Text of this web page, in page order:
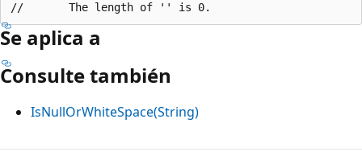
Se aplica a
Consulte también
IsNullOrWhiteSpace(String)